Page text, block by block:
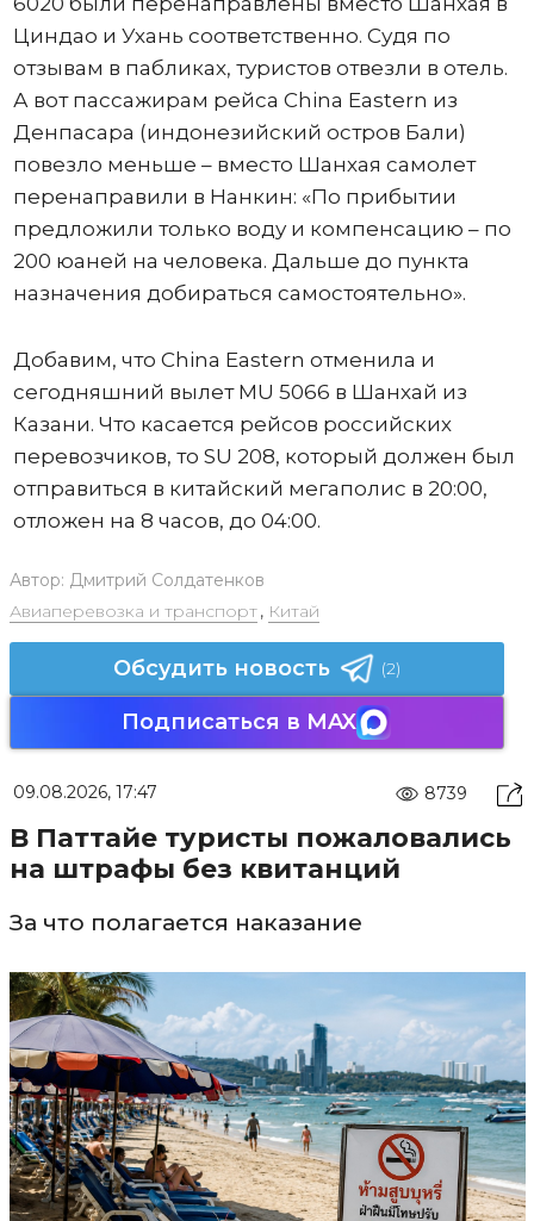
Циндао и Ухань соответственно. Судя по
отзывам в пабликах, туристов отвезли в отель.
А вот пассажирам рейса China Eastern из
Денпасара (индонезийский остров Бали)
повезло меньше – вместо Шанхая самолет
перенаправили в Нанкин: «По прибытии
предложили только воду и компенсацию – по
200 юаней на человека. Дальше до пункта
назначения добираться самостоятельно».
Добавим, что China Eastern отменила и
сегодняшний вылет MU 5066 в Шанхай из
Казани. Что касается рейсов российских
перевозчиков, то SU 208, который должен был
отправиться в китайский мегаполис в 20:00,
отложен на 8 часов, до 04:00.
Автор: Дмитрий Солдатенков
Авиаперевозка и транспорт, Китай
Обсудить новость (2)
Подписаться в MAX
09.08.2026, 17:47 8739
В Паттайе туристы пожаловались
на штрафы без квитанций
За что полагается наказание